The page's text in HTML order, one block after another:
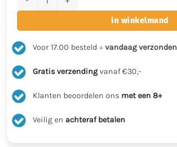
in winkelmand
Voor 17.00 besteld = vandaag verzonden
Gratis verzendingvanaf €30,-
Klanten beoordelen ons met een 8+
Veilig en achteraf betalen